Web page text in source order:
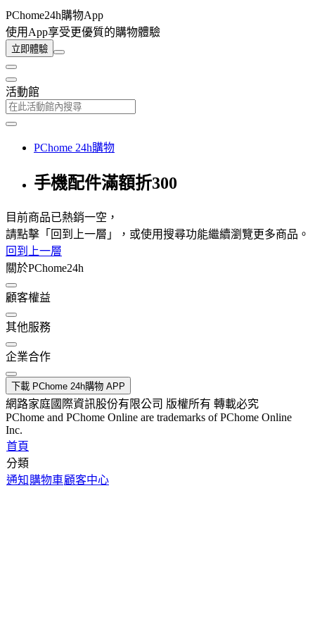
PChome24h購物App
使用App享受更優質的購物體驗
立即體驗
活動館
PChome 24h購物
手機配件滿額折300
目前商品已熱銷一空，
請點擊「回到上一層」，或使用搜尋功能繼續瀏覽更多商品。
回到上一層
關於PChome24h
顧客權益
其他服務
企業合作
下載 PChome 24h購物 APP
網路家庭國際資訊股份有限公司 版權所有 轉載必究
PChome and PChome Online are trademarks of PChome Online
Inc.
首頁
分類
通知 購物車顧客中心